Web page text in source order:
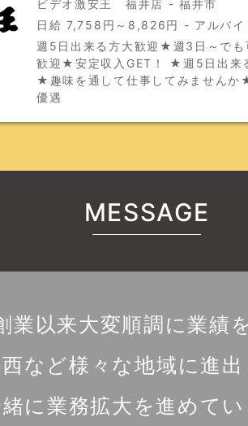
ビデオ激安王 福井店 - 福井市
日給 7,758円～8,826円 - アルバイ
週5日出来る方大歓迎★週3日～で
歓迎★安定収入GET！ ★週5日出来
★趣味を通して仕事してみません
優遇
MESSAGE
業以来大変順調に業績
など様々な地域に進出
に業務拡大を進めて